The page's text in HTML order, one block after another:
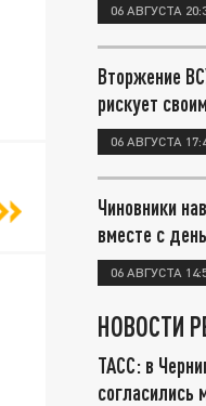
06 АВГУСТА
Вторжение
рискует
06 АВГУСТА
Чиновники
вместе с
06 АВГУСТА
НОВОСТИ
ТАСС: в
согласились